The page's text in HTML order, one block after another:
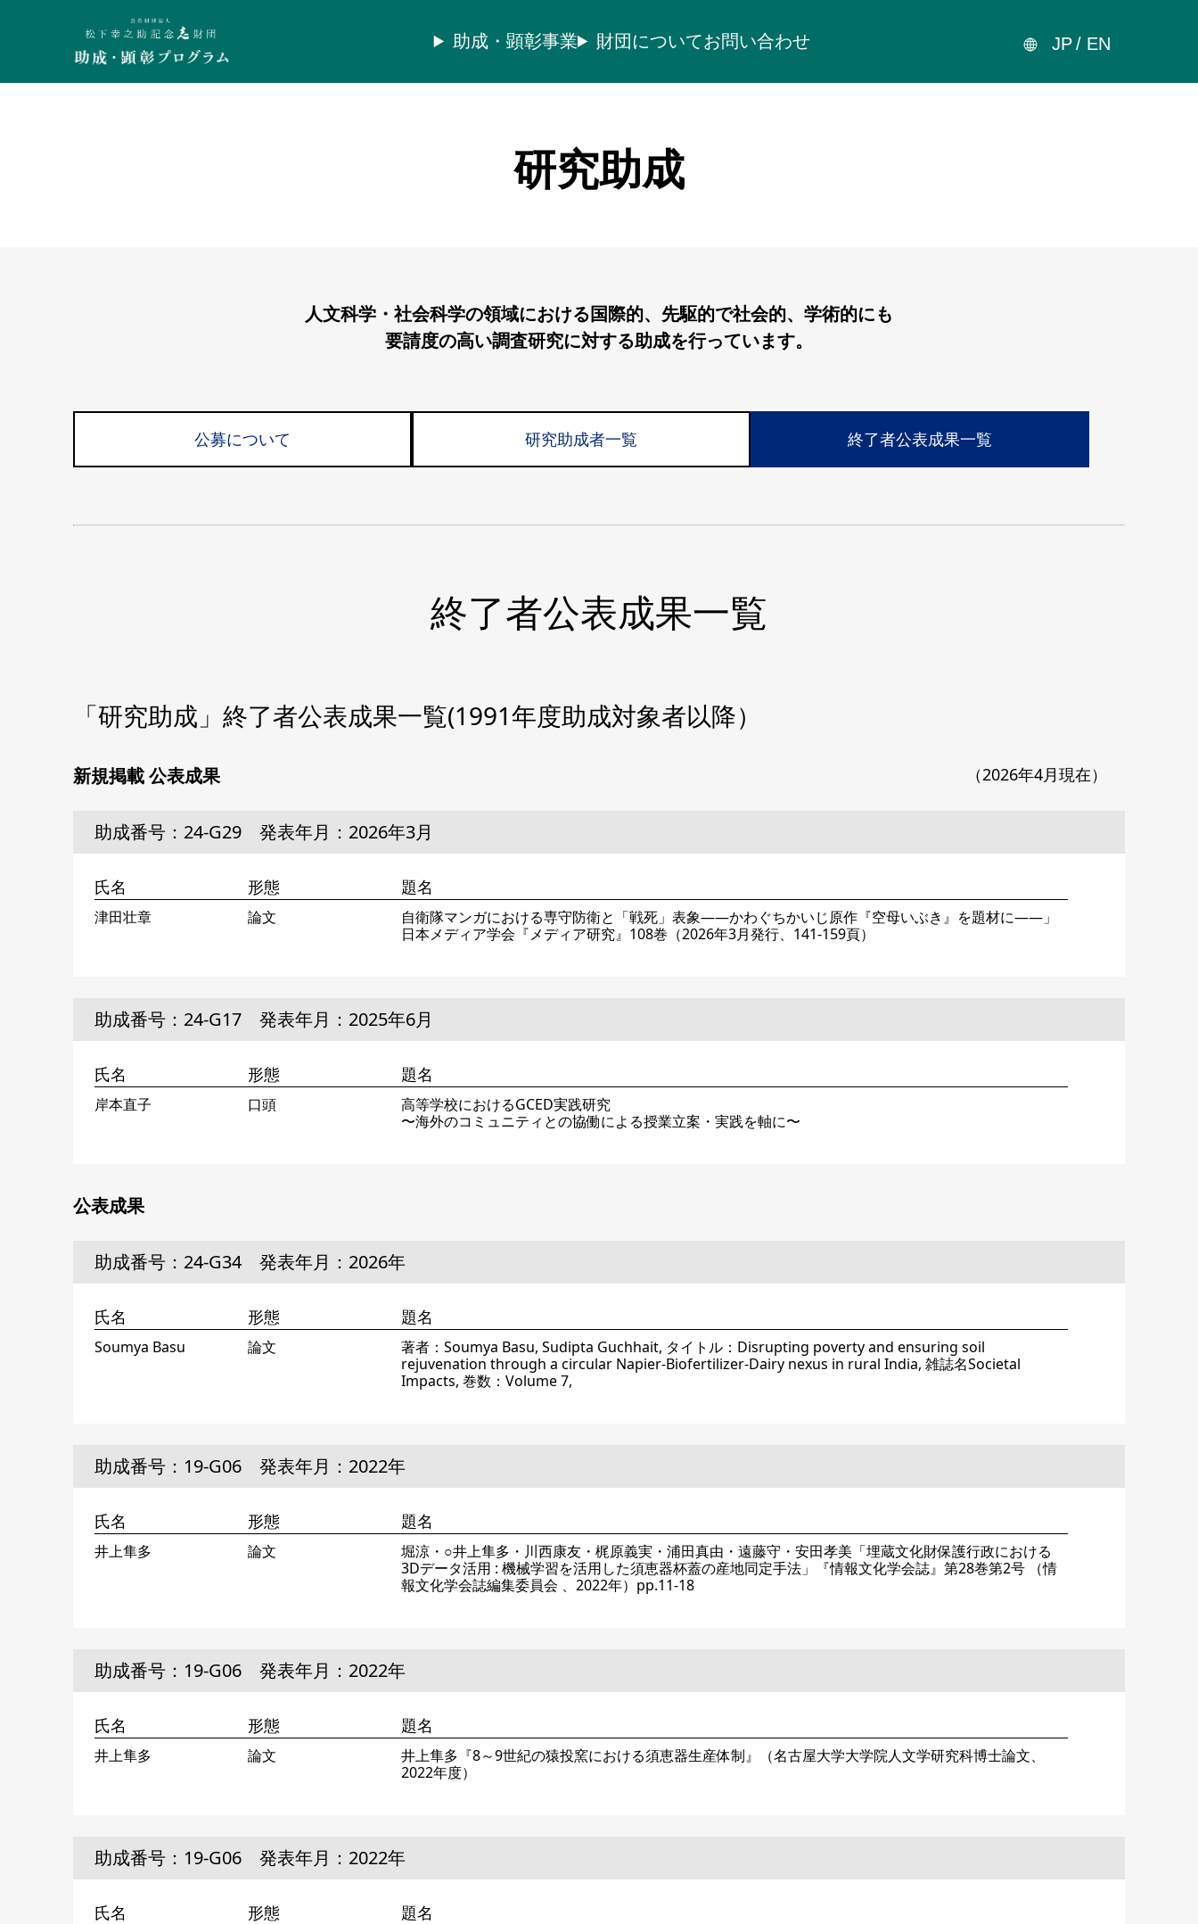
JP EN
助成・顕彰事業 財団についてお問い合わせ
研究助成
人文科学・社会科学の領域における国際的、先駆的で社会的、学術的にも
要請度の高い調査研究に対する助成を行っています。
公募について 研究助成者一覧 終了者公表成果一覧
終了者公表成果一覧
「研究助成」終了者公表成果一覧(1991年度助成対象者以降）
新規掲載 公表成果 （2026年4月現在）
助成番号：24-G29 発表年月：2026年3月
氏名
津田壮章
形態
論文
題名
自衛隊マンガにおける専守防衛と「戦死」表象――かわぐちかいじ原作『空母いぶき』を題材に――」
日本メディア学会『メディア研究』108巻（2026年3月発行、141-159頁）
助成番号：24-G17 発表年月：2025年6月
氏名
岸本直子
形態
口頭
題名
高等学校におけるGCED実践研究
〜海外のコミュニティとの協働による授業立案・実践を軸に〜
公表成果
助成番号：24-G34 発表年月：2026年
氏名
Soumya Basu
形態
論文
題名
著者：Soumya Basu, Sudipta Guchhait, タイトル：Disrupting poverty and ensuring soil
rejuvenation through a circular Napier-Biofertilizer-Dairy nexus in rural India, 雑誌名Societal
Impacts, 巻数：Volume 7,
助成番号：19-G06 発表年月：2022年
氏名
井上隼多
形態
論文
題名
堀涼・○井上隼多・川西康友・梶原義実・浦田真由・遠藤守・安田孝美「埋蔵文化財保護行政における
3Dデータ活用 : 機械学習を活用した須恵器杯蓋の産地同定手法」『情報文化学会誌』第28巻第2号 （情
報文化学会誌編集委員会 、2022年）pp.11-18
助成番号：19-G06 発表年月：2022年
氏名
井上隼多
形態
論文
題名
井上隼多『8～9世紀の猿投窯における須恵器生産体制』（名古屋大学大学院人文学研究科博士論文、
2022年度）
助成番号：19-G06 発表年月：2022年
氏名 形態 題名